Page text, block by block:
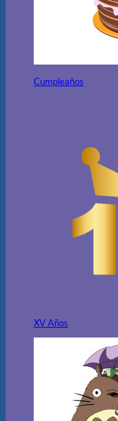
Cumpleaños
XV Años